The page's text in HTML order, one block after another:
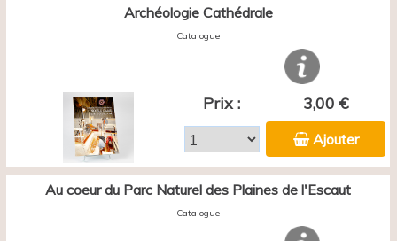
Archéologie Cathédrale
Catalogue
Prix : 3,00 €
Ajouter
Au coeur du Parc Naturel des Plaines de l'Escaut
Catalogue